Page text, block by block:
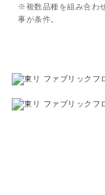
※複数品種を組み合わ
事が条件。